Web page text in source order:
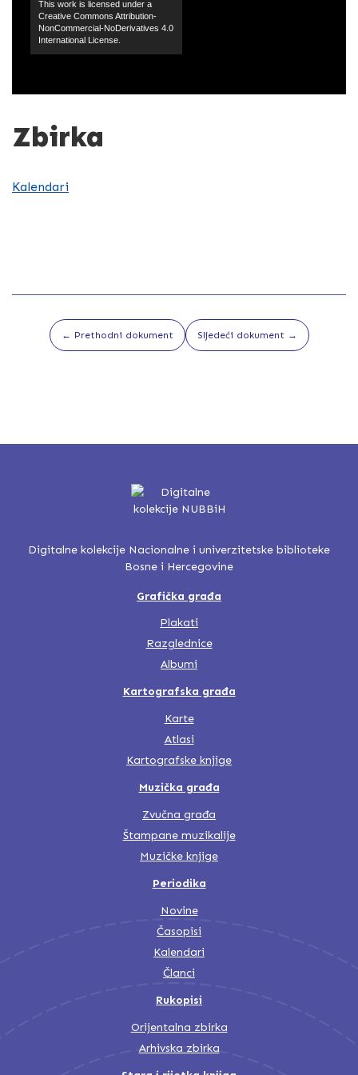
Zbirka
Kalendari
This work is licensed under a
Creative Commons Attribution-
NonCommercial-NoDerivatives 4.0
International License.
← Prethodni dokument Sljedeći dokument →
Digitalne kolekcije Nacionalne i univerzitetske biblioteke
Bosne i Hercegovine
Grafička građa
Plakati
Razglednice
Albumi
Kartografska građa
Karte
Atlasi
Kartografske knjige
Muzička građa
Zvučna građa
Štampane muzikalije
Muzičke knjige
Periodika
Novine
Časopisi
Kalendari
Članci
Rukopisi
Orijentalna zbirka
Arhivska zbirka